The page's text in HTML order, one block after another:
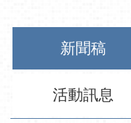
新聞稿
活動訊息